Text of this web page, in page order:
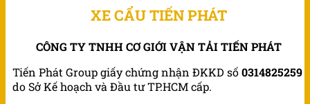
XE CẨU TIẾN PHÁT
CÔNG TY TNHH CƠ GIỚI VẬN TẢI TIẾN PHÁT
Tiến Phát Group giấy chứng nhận ĐKKD số0314825259
do Sở Kế hoạch và Đầu tư TP.HCM cấp.